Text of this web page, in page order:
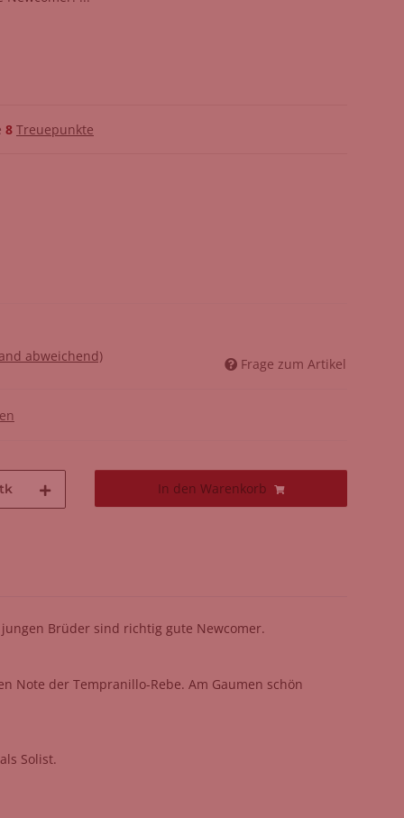
8 Treuepunkte
abweichend) Frage zum Artikel
In den Warenkorb
Brüder sind richtig gute Newcomer.
Note der Tempranillo-Rebe. Am Gaumen schön
Solist.